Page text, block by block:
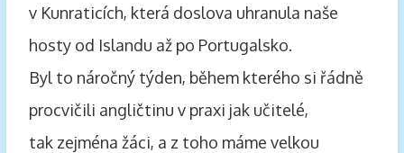
v Kunraticích, která doslova uhranula naše
hosty od Islandu až po Portugalsko.
Byl to náročný týden, během kterého si řádně
procvičili angličtinu v praxi jak učitelé,
tak zejména žáci, a z toho máme velkou